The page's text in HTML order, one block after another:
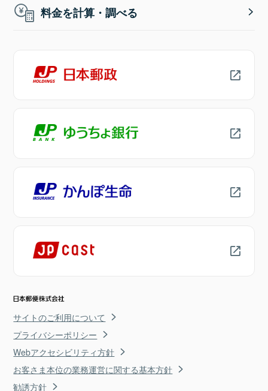
料金を計算・調べる
サイトのご利用について
プライバシーポリシー
Webアクセシビリティ方針
お客さま本位の業務運営に関する基本方針
勧誘方針